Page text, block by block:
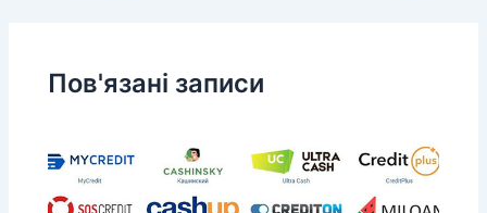
Пов'язані записи